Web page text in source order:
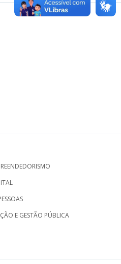
E GESTÃO PÚBLICA